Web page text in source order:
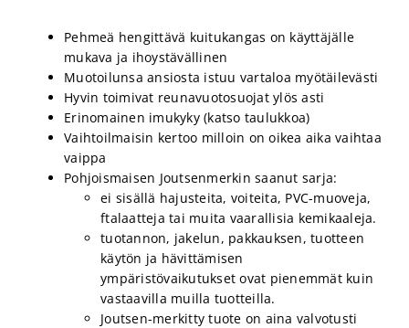
Pehmeä hengittävä kuitukangas on käyttäjälle
mukava ja ihoystävällinen
Muotoilunsa ansiosta istuu vartaloa myötäilevästi
Hyvin toimivat reunavuotosuojat ylös asti
Erinomainen imukyky (katso taulukkoa)
Vaihtoilmaisin kertoo milloin on oikea aika vaihtaa
vaippa
Pohjoismaisen Joutsenmerkin saanut sarja:
ei sisällä hajusteita, voiteita, PVC-muoveja,
ftalaatteja tai muita vaarallisia kemikaaleja.
tuotannon, jakelun, pakkauksen, tuotteen
käytön ja hävittämisen
ympäristövaikutukset ovat pienemmät kuin
vastaavilla muilla tuotteilla.
Joutsen-merkitty tuote on aina valvotusti